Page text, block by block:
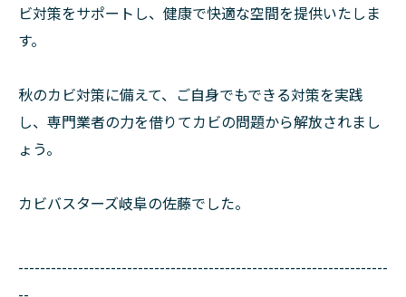
ビ対策をサポートし、健康で快適な空間を提供いたしま
す。
秋のカビ対策に備えて、ご自身でもできる対策を実践
し、専門業者の力を借りてカビの問題から解放されまし
ょう。
カビバスターズ岐阜の佐藤でした。
--------------------------------------------------------------------